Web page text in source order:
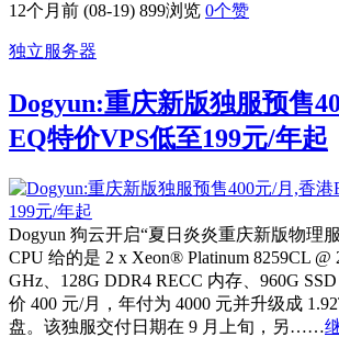
12个月前 (08-19) 899浏览 0个赞
独立服务器
Dogyun:重庆新版独服预售
EQ特价VPS低至199元/年起
Dogyun 狗云开启“夏日炎炎重庆新版物理
CPU 给的是 2 x Xeon® Platinum 8259CL @
GHz、128G DDR4 RECC 内存、960G
价 400 元/月，年付为 4000 元并升级成
盘。该独服交付日期在 9 月上旬，另……